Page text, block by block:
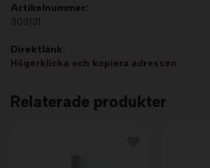
Artikelnummer:
303131
Direktlänk:
Högerklicka och kopiera adressen
Relaterade produkter